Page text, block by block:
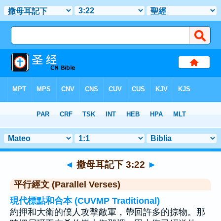
章 3 > 聖經金句 22
◄ 撒母耳記下 3:22 ►
平行經文 (Parallel Verses)
現代標點和合本 (CUVMP Traditional)
約押和大衛的僕人攻擊敵軍，帶回許多的掠物。那